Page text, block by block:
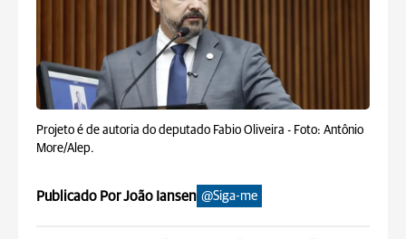
Projeto é de autoria do deputado Fabio Oliveira - Foto: Antônio
More/Alep.
Publicado Por João Iansen @Siga-me